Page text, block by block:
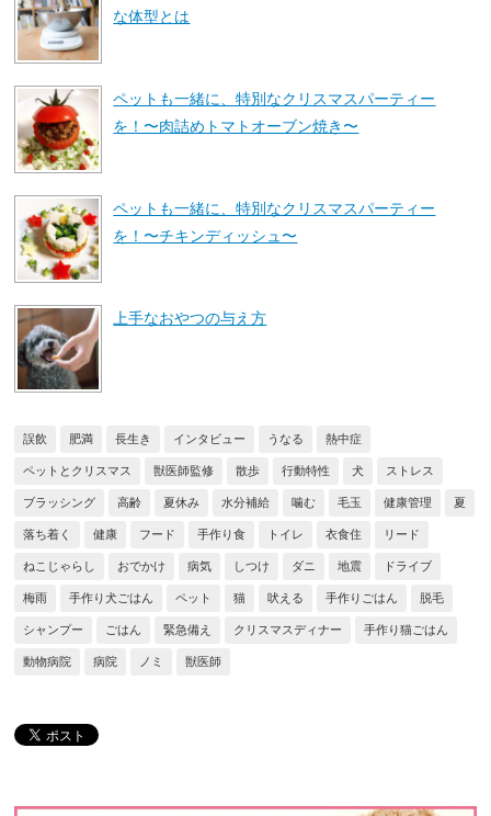
な体型とは
ペットも一緒に、特別なクリスマスパーティー
を！〜肉詰めトマトオーブン焼き〜
ペットも一緒に、特別なクリスマスパーティー
を！〜チキンディッシュ〜
上手なおやつの与え方
誤飲 肥満 長生き インタビュー うなる 熱中症
ペットとクリスマス 獣医師監修 散歩 行動特性 犬 ストレス
ブラッシング 高齢 夏休み 水分補給 噛む 毛玉 健康管理 夏
落ち着く 健康 フード 手作り食 トイレ 衣食住 リード
ねこじゃらし おでかけ 病気 しつけ ダニ 地震 ドライブ
梅雨 手作り犬ごはん ペット 猫 吠える 手作りごはん 脱毛
シャンプー ごはん 緊急備え クリスマスディナー 手作り猫ごはん
動物病院 病院 ノミ 獣医師